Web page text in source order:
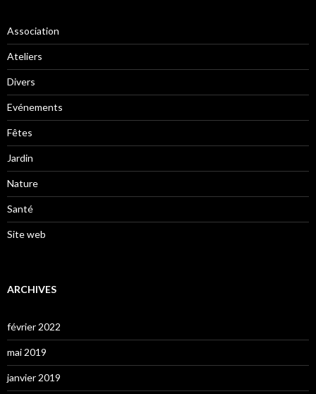
Association
Ateliers
Divers
Evénements
Fêtes
Jardin
Nature
Santé
Site web
ARCHIVES
février 2022
mai 2019
janvier 2019